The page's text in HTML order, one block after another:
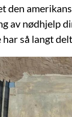
den
av nødhjelp
har så langt